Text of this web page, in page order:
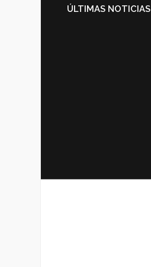
ÚLTIMAS NOTICIAS